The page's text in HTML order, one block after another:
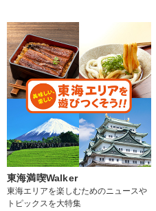
東海満喫Walker
東海エリアを楽しむためのニュースや
トピックスを大特集